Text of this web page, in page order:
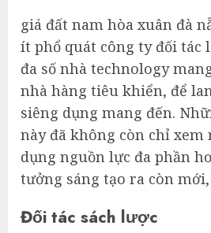
giá đất nam hòa xuân đà
ít phổ quát công ty đối tác
đa số nhà technology
nhà hàng tiêu khiển, để
siêng dụng mang đến.
này đã không còn chỉ
dụng nguồn lực đa phần
tưởng sáng tạo ra còn mới,
Đối tác sách lược